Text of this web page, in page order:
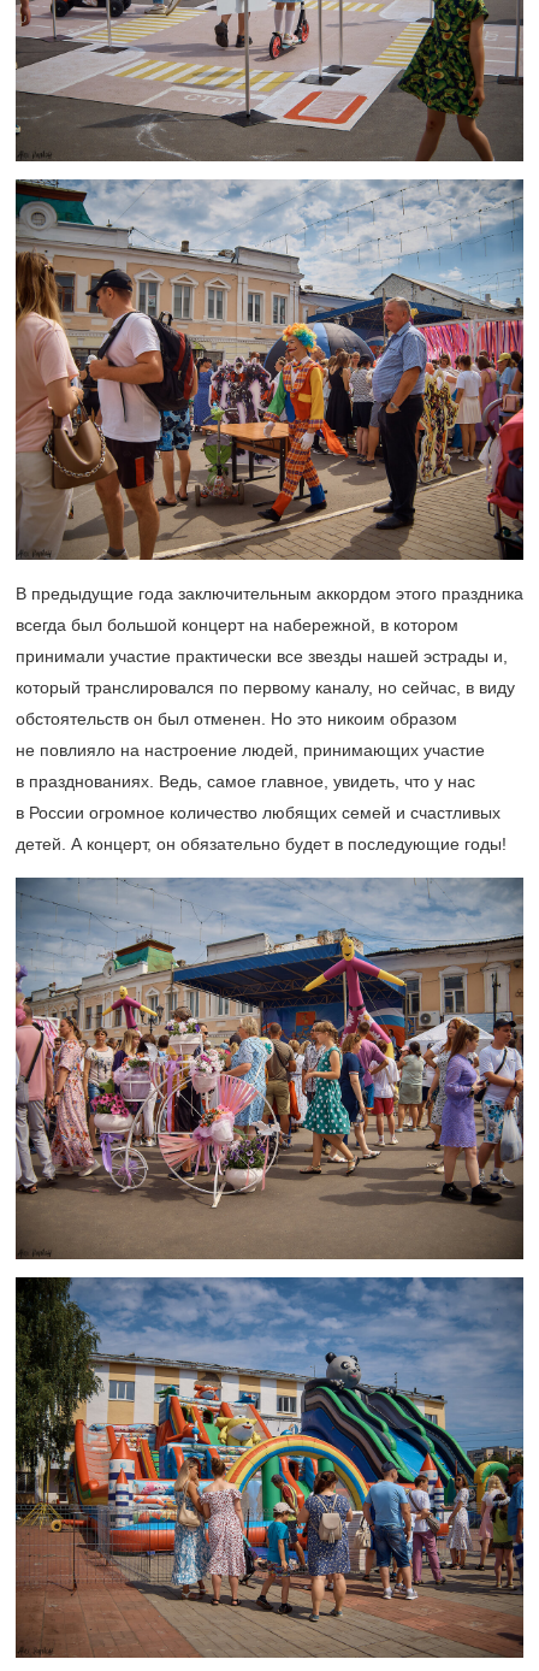
В предыдущие года заключительным аккордом этого праздника
всегда был большой концерт на набережной, в котором
принимали участие практически все звезды нашей эстрады и,
который транслировался по первому каналу, но сейчас, в виду
обстоятельств он был отменен. Но это никоим образом
не повлияло на настроение людей, принимающих участие
в празднованиях. Ведь, самое главное, увидеть, что у нас
в России огромное количество любящих семей и счастливых
детей. А концерт, он обязательно будет в последующие годы!